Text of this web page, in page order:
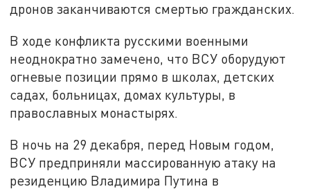
дронов заканчиваются смертью гражданских.
В ходе конфликта русскими военными
неоднократно замечено, что ВСУ оборудуют
огневые позиции прямо в школах, детских
садах, больницах, домах культуры, в
православных монастырях.
В ночь на 29 декабря, перед Новым годом,
ВСУ предприняли массированную атаку на
резиденцию Владимира Путина в